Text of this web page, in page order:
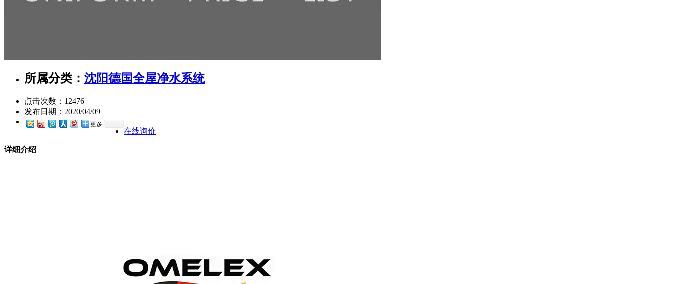
所属分类： 沈阳德国全屋净水系统
点击次数： 12476
发布日期： 2020/04/09
更多
在线询价
详细介绍